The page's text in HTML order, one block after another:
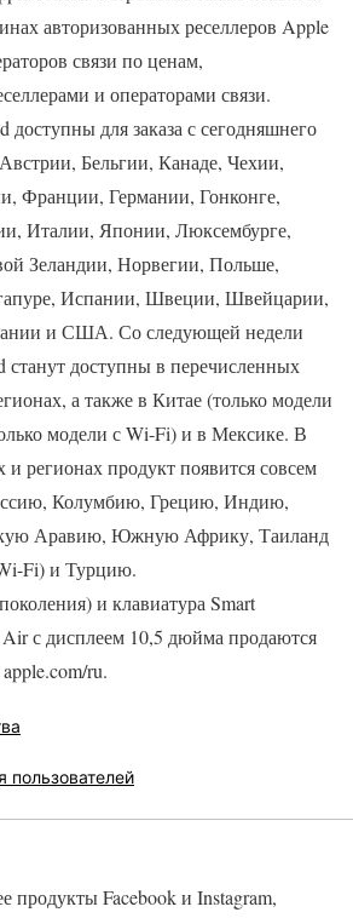
авторизованных реселлеров Apple
связи по ценам,
и операторами связи.
для заказа с сегодняшнего
Бельгии, Канаде, Чехии,
Франции, Германии, Гонконге,
Италии, Японии, Люксембурге,
Зеландии, Норвегии, Польше,
Испании, Швеции, Швейцарии,
и США. Со следующей недели
станут доступны в перечисленных
а также в Китае (только модели
модели с Wi-Fi) и в Мексике. В
и регионах продукт появится совсем
Колумбию, Грецию, Индию,
Аравию, Южную Африку, Таиланд
Fi) и Турцию.
и клавиатура Smart
с дисплеем 10,5 дюйма продаются
ru.
пользователей
продукты Facebook и Instagram,